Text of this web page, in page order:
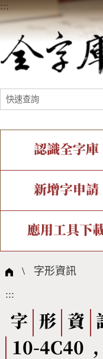
:::
認識全字庫
全字庫介紹
中文碼介紹
國際字碼相關組
IDS查詢
複合查詢
筆畫查詢
筆順序查詢
CNS查詢
新增字申請
新字申請處理流
字形即時顯
全字庫授權
應用工具下
個人電腦造字處
字形下載
問題集
熱門查詢統計
\ 字形資訊
:::
字 形 資
10-4C40